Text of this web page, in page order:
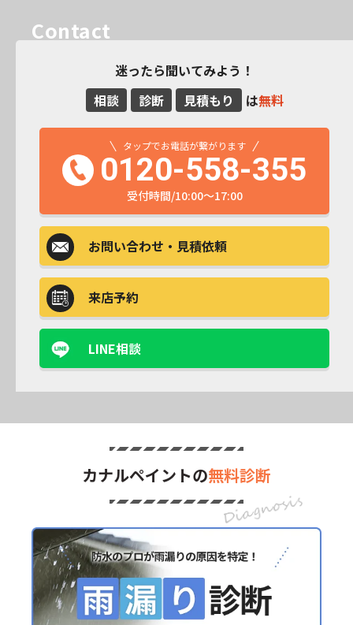
Contact
迷ったら聞いてみよう！
相談
診断 見積もり は無料
タップでお電話が繋がります
0120-558-355
受付時間/10:00～17:00
お問い合わせ ・見積依頼
来店予約
LINE相談
カナルペイントの無料診断